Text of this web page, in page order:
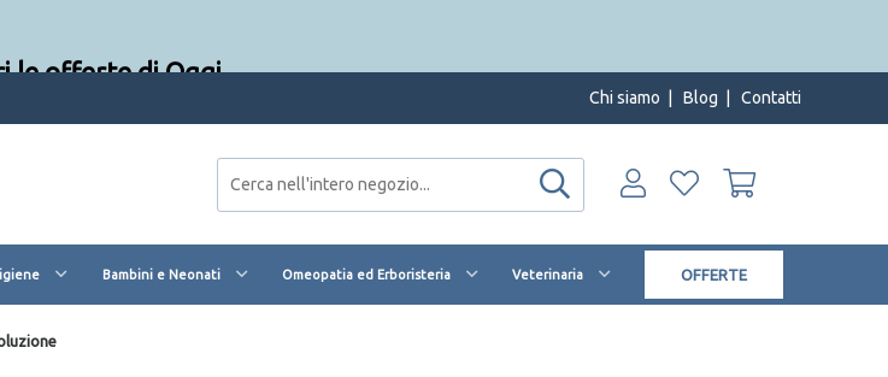
Chi siamo Blog Contatti
Bambini e Neonati Omeopatia ed Erboristeria Veterinaria OFFERTE